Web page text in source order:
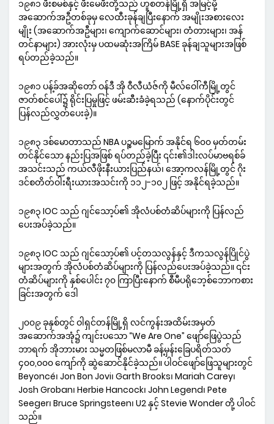
၁၉၈၁ ဖီးစမစ်နှင့် ဖီးမေဖီးတို့သည် ဟူစတန်မြို့ရှိ အမြင့်မို့
အဆောက်အဦတစ်ခုမှ လေထီးခုန်ချပြီးနောက် အမျိုးအစားလေး
မျိုး (အဆောက်အဦများ၊ ကျောက်ဆောင်များ၊ တံတားများ၊ အန်
တင်နာများ) အားလုံးမှ ပထမဆုံးအကြိမ် BASE ခုန်ချသူများအဖြစ်
ရပ်တည်ခဲ့သည်။
၁၉၈၁ ပန့်ခ်အဆိုတော် ဝန်ဒီ အို ဝီလီယံဇ်ကို မီလ်ဝေါ်ကီမြို့တွင်
ဇာတ်စင်ပေါ်၌ ရိုင်းပြမှုဖြင့် ဖမ်းဆီးခံခဲ့ရသည် (နောက်ပိုင်းတွင်
ပြန်လည်လွှတ်ပေးခဲ့)။
၁၉၈၃ ဒစ်မောတာသည် NBA ပဉ္စမမြောက် အနိုင်ရ ၆၀၀ မှတ်တမ်း
တင်နိုင်သော နည်းပြအဖြစ် ရပ်တည်ခဲ့ပြီး ၎င်း၏ဒါးလပ်မာဗရစ်ခ်
အသင်းသည် ကယ်လီဖိုးနီးယားပြည်နယ်၊ အော့ကလန်မြို့တွင် ဂိုး
ဒင်စတိတ်ဝါးရီးယားအသင်းကို ၁၁၂-၁၀၂ ဖြင့် အနိုင်ရခဲ့သည်။
၁၉၈၃ IOC သည် ဂျင်သော့ပ်၏ အိုလံပစ်တံဆိပ်များကို ပြန်လည်
ပေးအပ်ခဲ့သည်။
၁၉၈၃ IOC သည် ဂျင်သော့ပ်၏ ပင့်တသလွန်နှင့် ဒီကသလွန်ပြိုင်ပွဲ
များအတွက် အိုလံပစ်တံဆိပ်များကို ပြန်လည်ပေးအပ်ခဲ့သည်။ ၎င်း
တံဆိပ်များကို နှစ်ပေါင်း ၇၀ ကြာပြီးနောက် စီမီပရိုဘေ့စ်ဘောကစား
ခြင်းအတွက် ဒေါ
၂၀၀၉ ခုနှစ်တွင် ဝါရှင်တန်မြို့ရှိ လင်ကွန်းအထိမ်းအမှတ်
အဆောက်အအုံ၌ ကျင်းပသော “We Are One” ဖျော်ဖြေပွဲသည်
ဘာရက် အိုဘားမား သမ္မတဖြစ်မလာမီ ခန့်မှန်းခြေပရိတ်သတ်
၄၀၀,၀၀၀ ကျော်ကို ဆွဲဆောင်နိုင်ခဲ့သည်။ ပါဝင်ဖျော်ဖြေသူများတွင်
Beyoncé၊ Jon Bon Jovi၊ Garth Brooks၊ Mariah Carey၊
Josh Groban၊ Herbie Hancock၊ John Legend၊ Pete
Seeger၊ Bruce Springsteen၊ U2 နှင့် Stevie Wonder တို့ ပါဝင်
သည်။